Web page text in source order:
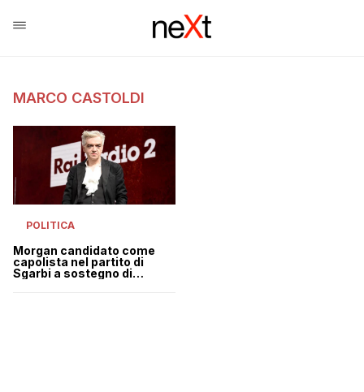
MARCO CASTOLDI
POLITICA
Morgan candidato come
capolista nel partito di
Sgarbi a sostegno di